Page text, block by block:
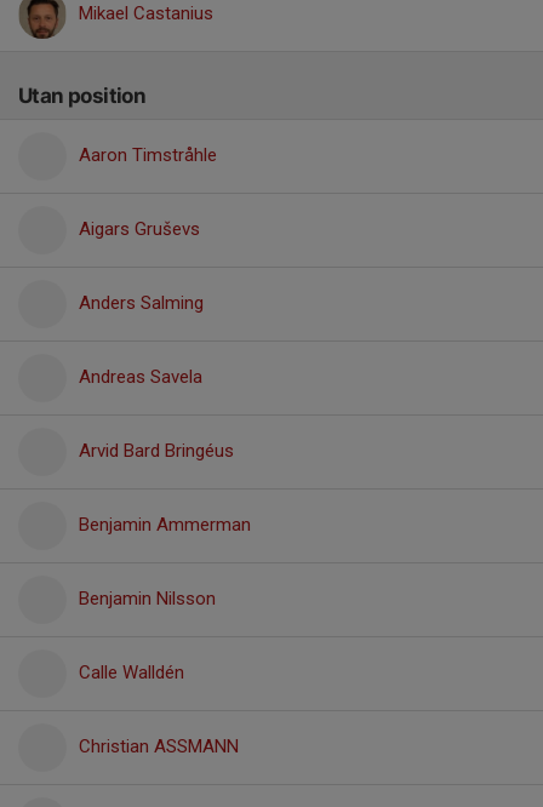
Mikael Castanius
Utan position
Aaron Timstråhle
Aigars Gruševs
Anders Salming
Andreas Savela
Arvid Bard Bringéus
Benjamin Ammerman
Benjamin Nilsson
Calle Walldén
Christian ASSMANN